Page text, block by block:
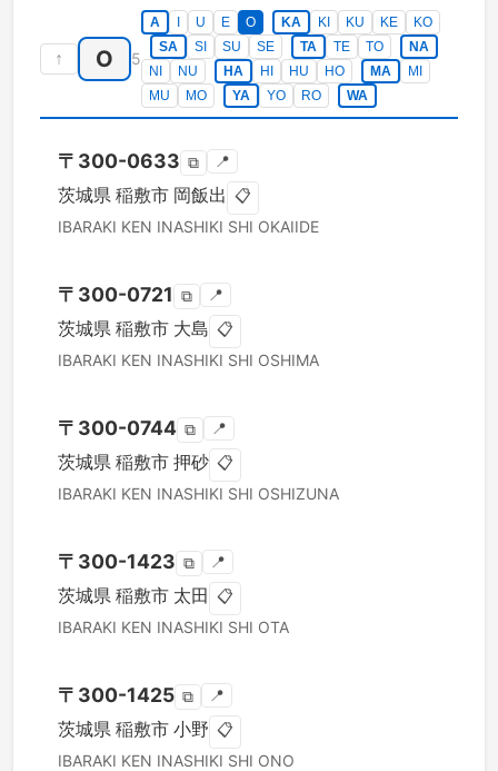
↑ O 5
A U E O KA KI KU KE
KO
SA
SI SU SE TA TE TO
NA
NI
NU HA HI HU HO MA
MI
MU
MO YA YO RO WA
〒 300-0633 ⧉ 📍
茨城県 稲敷市 岡飯出 📋
IBARAKI KEN INASHIKI SHI OKAIIDE
〒 300-0721 ⧉ 📍
茨城県 稲敷市 大島 📋
IBARAKI KEN INASHIKI SHI OSHIMA
〒 300-0744 ⧉ 📍
茨城県 稲敷市 押砂 📋
IBARAKI KEN INASHIKI SHI OSHIZUNA
〒 300-1423 ⧉ 📍
茨城県 稲敷市 太田 📋
IBARAKI KEN INASHIKI SHI OTA
〒 300-1425 ⧉ 📍
茨城県 稲敷市 小野 📋
IBARAKI KEN INASHIKI SHI ONO